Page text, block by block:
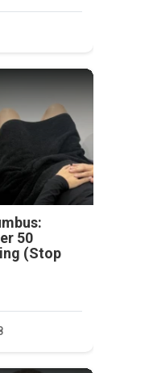
50
(Stop